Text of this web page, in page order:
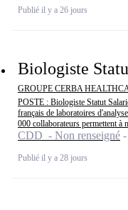
Publié il y a 26 jours
Biologiste
GROUPE CERBA
POSTE : Biologiste Statut
français de laboratoires
000 collaborateurs permettent à
CDD - Non renseigné
Publié il y a 28 jours